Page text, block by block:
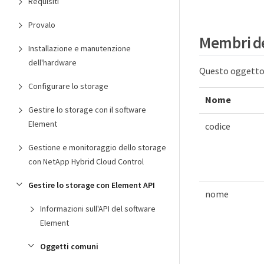
Provalo
Installazione e manutenzione
dell'hardware
Configurare lo storage
Gestire lo storage con il software
Element
Gestione e monitoraggio dello storage
con NetApp Hybrid Cloud Control
Gestire lo storage con Element API
Informazioni sull'API del software
Element
Oggetti comuni
Membri
Questo
Nome
codice
nome